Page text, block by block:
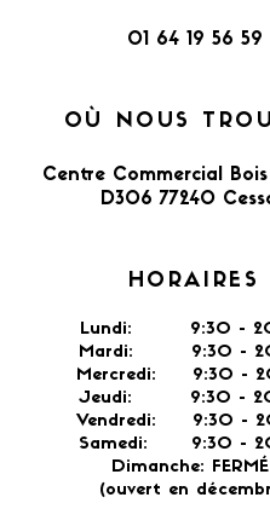
01 64 19 56 59
OÙ NOUS
Centre Commercial
D306 77240
HORAIRES
Lundi: 9:30 -
Mardi: 9:30 -
Mercredi: 9:30 -
Jeudi: 9:30 -
Vendredi: 9:30 -
Samedi: 9:30 -
Dimanche: FERMÉ
(ouvert en